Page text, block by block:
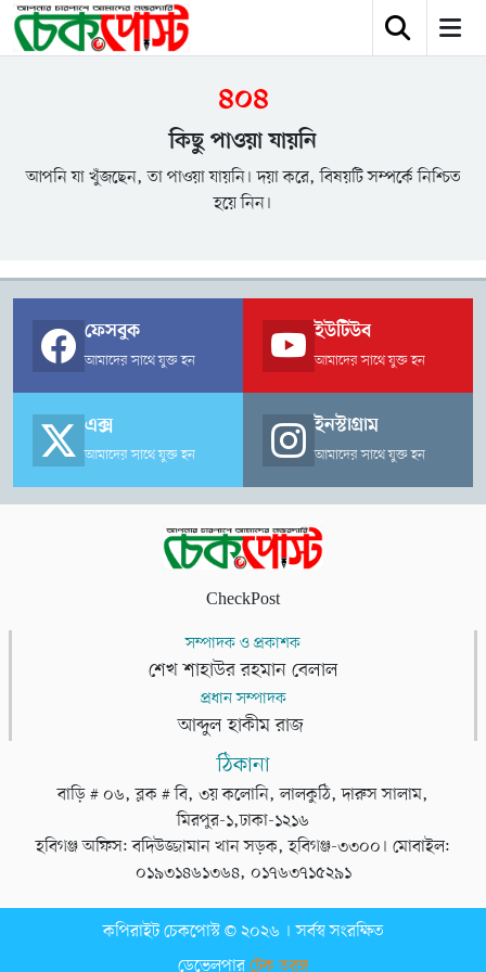
৪০৪
কিছু পাওয়া যায়নি
আপনি যা খুঁজছেন, তা পাওয়া যায়নি। দয়া করে, বিষয়টি সম্পর্কে নিশ্চিত
হয়ে নিন।
ফেসবুক
আমাদের সাথে যুক্ত হন
ইউটিউব
আমাদের সাথে যুক্ত হন
এক্স
আমাদের সাথে যুক্ত হন
ইনস্টাগ্রাম
আমাদের সাথে যুক্ত হন
CheckPost
সম্পাদক ও প্রকাশক
শেখ শাহাউর রহমান বেলাল
প্রধান সম্পাদক
আব্দুল হাকীম রাজ
ঠিকানা
বাড়ি # ০৬, ব্লক # বি, ৩য় কলোনি, লালকুঠি, দারুস সালাম,
মিরপুর-১,ঢাকা-১২১৬
হবিগঞ্জ অফিস: বদিউজ্জামান খান সড়ক, হবিগঞ্জ-৩৩০০। মোবাইল:
০১৯৩১৪৬১৩৬৪, ০১৭৬৩৭১৫২৯১
কপিরাইট চেকপোস্ট © ২০২৬ । সর্বস্ব সংরক্ষিত
ডেভেলপারটেক তরঙ্গ